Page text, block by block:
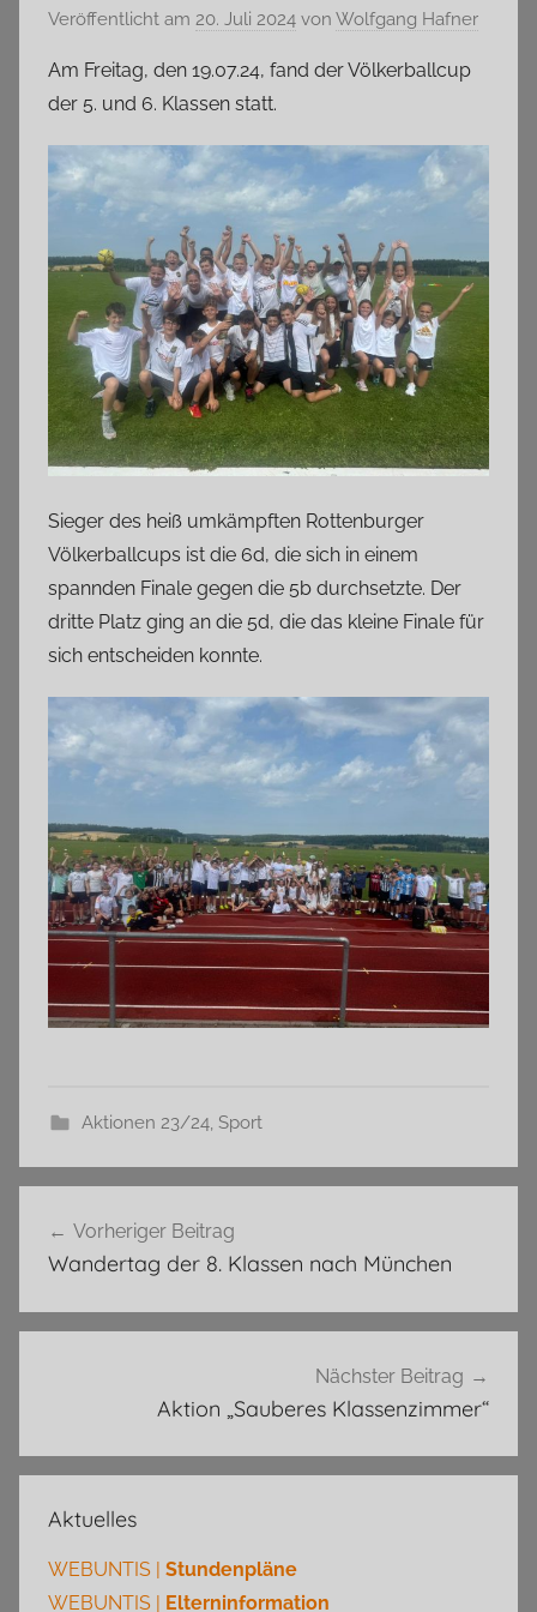
Veröffentlicht am 20. Juli 2024 von Wolfgang Hafner
Am Freitag, den 19.07.24, fand der Völkerballcup
der 5. und 6. Klassen statt.
Sieger des heiß umkämpften Rottenburger
Völkerballcups ist die 6d, die sich in einem
spannden Finale gegen die 5b durchsetzte. Der
dritte Platz ging an die 5d, die das kleine Finale für
sich entscheiden konnte.
Aktionen 23/24, Sport
Vorheriger Beitrag
Wandertag der 8. Klassen nach München
Nächster Beitrag
Aktion „Sauberes Klassenzimmer“
Aktuelles
WEBUNTIS | Stundenpläne
WEBUNTIS | Elterninformation